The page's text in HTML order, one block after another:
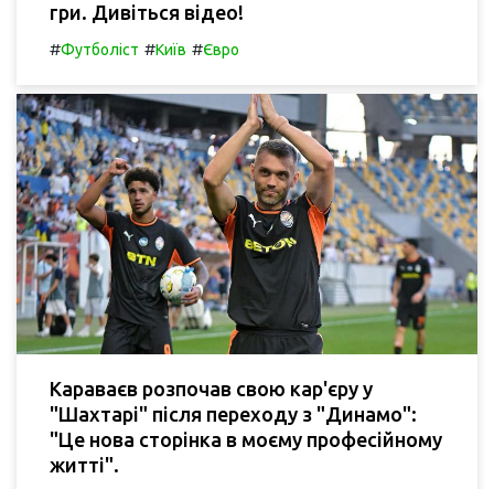
гри. Дивіться відео!
#Футболіст #Київ #Євро
Караваєв розпочав свою кар'єру у
"Шахтарі" після переходу з "Динамо":
"Це нова сторінка в моєму професійному
житті".